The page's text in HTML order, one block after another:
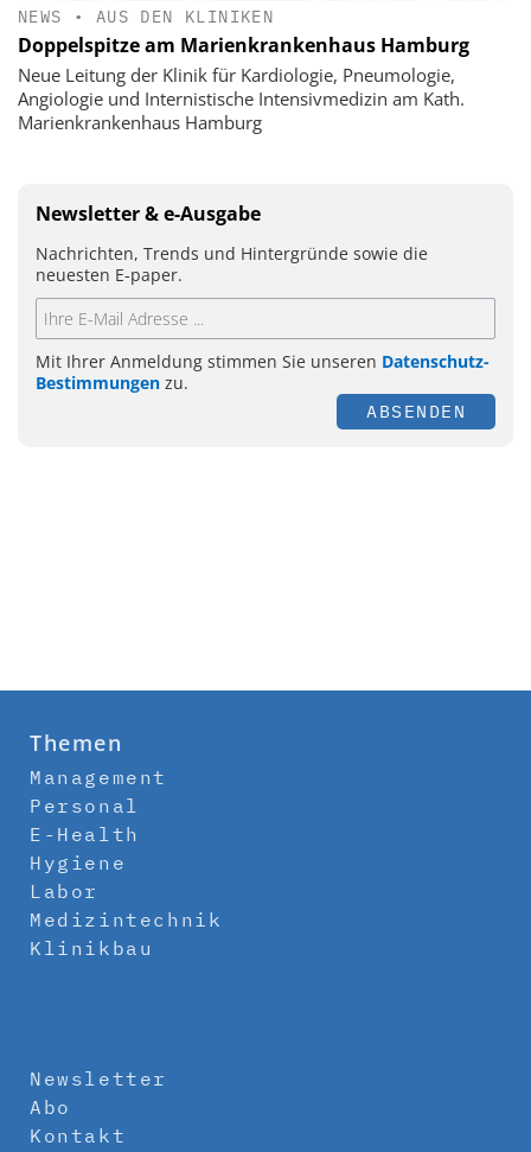
NEWS • AUS DEN KLINIKEN
Doppelspitze am Marienkrankenhaus Hamburg
Neue Leitung der Klinik für Kardiologie, Pneumologie,
Angiologie und Internistische Intensivmedizin am Kath.
Marienkrankenhaus Hamburg
Newsletter & e-Ausgabe
Nachrichten, Trends und Hintergründe sowie die
neuesten E-paper.
Mit Ihrer Anmeldung stimmen Sie unseren Datenschutz-
Bestimmungen zu.
ABSENDEN
Themen
Management
Personal
E-Health
Hygiene
Labor
Medizintechnik
Klinikbau
Newsletter
Abo
Kontakt